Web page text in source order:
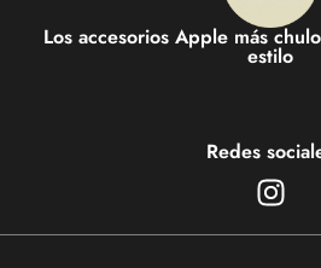
Los accesorios Apple más
estilo
Redes